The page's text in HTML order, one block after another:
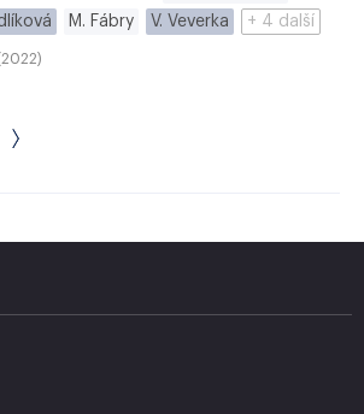
M. Fábry V. Veverka + 4 další